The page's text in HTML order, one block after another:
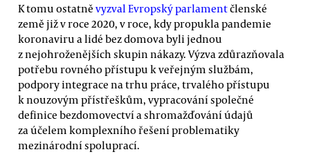
K tomu ostatně vyzval Evropský parlamentčlenské
země již v roce 2020, v roce, kdy propukla pandemie
koronaviru a lidé bez domova byli jednou
z nejohroženějších skupin nákazy. Výzva zdůrazňovala
potřebu rovného přístupu k veřejným službám,
podpory integrace na trhu práce, trvalého přístupu
k nouzovým přístřeškům, vypracování společné
definice bezdomovectví a shromažďování údajů
za účelem komplexního řešení problematiky
mezinárodní spoluprací.